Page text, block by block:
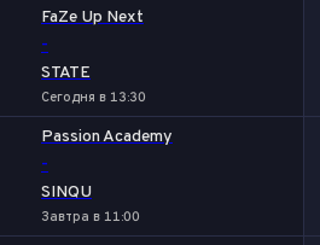
FaZe Up Next
-
STATE
Сегодня в 13:30
Passion Academy
-
SINQU
Завтра в 11:00